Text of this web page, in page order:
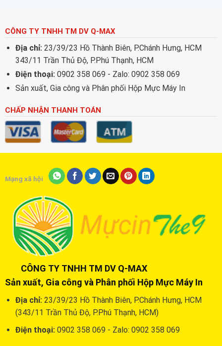
CÔNG TY TNHH TM DV Q-MAX
Địa chỉ: 23/39/23 Hồ Thành Biên, P.Chánh Hưng, HCM
343/11 Trần Thủ Độ, P.Phú Thạnh, HCM
Điện thoại: 0902 358 069 - Zalo: 0902 358 069
Sản xuất, Gia công và Phân phối Hộp Mực Máy In
CHẤP NHẬN THANH TOÁN
Mạng xã hội
CÔNG TY TNHH TM DV Q-MAX
Sản xuất, Gia công và Phân phối Hộp Mực Máy In
Địa chỉ: 23/39/23 Hồ Thành Biên, P.Chánh Hưng, HCM
(343/11 Trần Thủ Độ, P.Phú Thạnh, HCM)
Điện thoại: 0902 358 069 - Zalo: 0902 358 069